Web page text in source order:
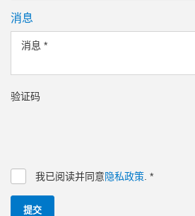
消息
消息 *
验证码
我已阅读并同意隐私政策. *
提交